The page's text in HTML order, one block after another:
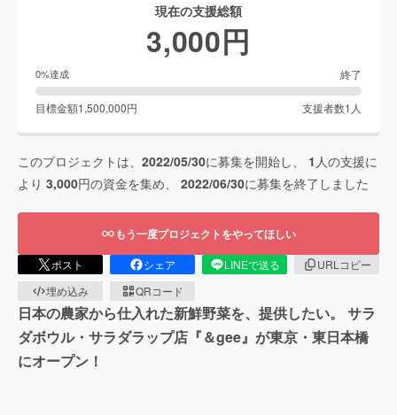
現在の支援総額
3,000円
0%達成 終了
目標金額1,500,000円 支援者数1 人
このプロジェクトは、 2022/05/30に募集を開始し、 1 人の支援に
より 3,000円の資金を集め、 2022/06/30に募集を終了しました
もう一度プロジェクトをやってほしい
ポスト シェア LINEで送る
URLコピー
埋め込み
QRコード
日本の農家から仕入れた新鮮野菜を、提供したい。 サラ
ダボウル・サラダラップ店『＆gee』が東京・東日本橋
にオープン！